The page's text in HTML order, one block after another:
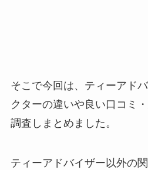
そこで今回は、ティーアド
クターの違いや良い口コミ
調査しまとめました。
ティーアドバイザー以外の